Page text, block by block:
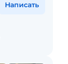
Написать